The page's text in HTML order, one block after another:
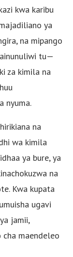
kwa karibu
ya
na mipango
tu—
za kimila na
nyuma.
na
wa kimila
ya bure, ya
na
Kwa kupata
ugavi
jamii,
maendeleo